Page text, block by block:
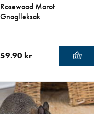
Rosewood Morot
Gnaglleksak
59.90 kr